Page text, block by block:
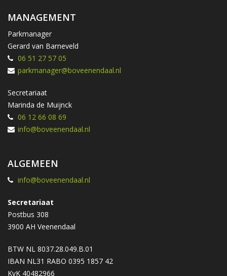
MANAGEMENT
Parkmanager
Gerard van Barneveld
06 51 27 57 05
parkmanager@boveenendaal.nl
Secretariaat
Marinda de Muijnck
06 12 66 08 69
info@boveenendaal.nl
ALGEMEEN
info@boveenendaal.nl
Secretariaat
Postbus 308
3900 AH Veenendaal
BTW NL 8037.28.049.B.01
IBAN NL31 RABO 0395 1857 42
KvK 40482966